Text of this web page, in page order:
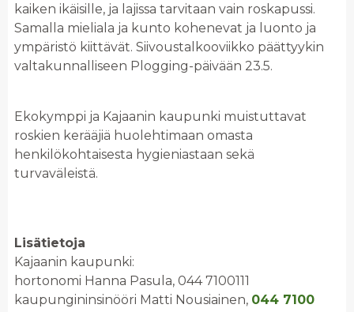
kaiken ikäisille, ja lajissa tarvitaan vain roskapussi.
Samalla mieliala ja kunto kohenevat ja luonto ja
ympäristö kiittävät. Siivoustalkooviikko päättyykin
valtakunnalliseen Plogging-päivään 23.5.
Ekokymppi ja Kajaanin kaupunki muistuttavat
roskien kerääjiä huolehtimaan omasta
henkilökohtaisesta hygieniastaan sekä
turvaväleistä.
Lisätietoja
Kajaanin kaupunki:
hortonomi Hanna Pasula, 044 7100111
kaupungininsinööri Matti Nousiainen, 044 7100